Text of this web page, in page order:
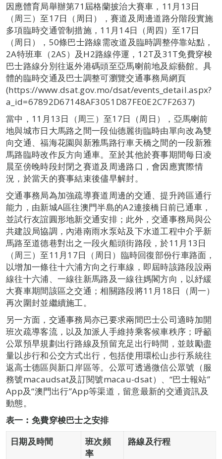
因應體育局舉辦第71屆格蘭披治大賽車，11月13日
（周三）至17日（周日），賽道及周邊道路分階段實施
多項臨時交通管制措施，11月14日（周四）至17日
（周日），50條巴士路線需改道及臨時調整停靠站點，
2A特班車（2AS）及H2路線停運，12T及31T免費穿梭
巴士路線分別往返外港碼頭至亞馬喇前地及綜藝館。具
體的臨時交通及巴士調整可瀏覽交通事務局網頁
(https://www.dsat.gov.mo/dsat/events_detail.aspx?
a_id=67892D67148AF3051D87FE0E2C7F2637)
當中，11月13日（周三）至17日（周日），亞馬喇前
地與城市日大馬路之間一段仙德麗街臨時由單向改為雙
向交通、福海花園與新雅馬路行車天橋之間的一段新雅
馬路臨時改作反方向通車。至於其他於賽事期間每日凌
晨至傍晚時段封閉之賽道及周邊路口，會因應實際情
況，於當天的賽事結束後儘早解封。
交通事務局為加強疏導賽道周邊的交通、提升跨區通行
能力，由新城A區往澳門半島的A2連接橋日前已通車，
並試行友誼圓形地新交通安排；此外，交通事務局與公
共建設局協調，內港南雨水泵站及下水道工程中介乎新
馬路至道德巷對出之一段火船頭街路段，於11月13日
（周三）至11月17日（周日）臨時回復部份行車路面，
以增加一條往十六浦方向之行車線，即屆時該路段設兩
線往十六浦、一線往新馬路及一線往媽閣方向，以紓緩
大賽車期間該區之交通；相關路段將11月18日（周一）
再次圍封並繼續施工。
另一方面，交通事務局亦已要求兩間巴士公司適時加開
班次疏導客流，以及加派人手維持乘客候車秩序；呼籲
公眾預早規劃出行路線及預留充足出行時間，並鼓勵盡
量以步行和公交方式出行，包括使用環松山步行系統往
返高士德區與新口岸區等。公眾可透過微信公眾號（服
務號macaudsat及訂閱號macau-dsat）、“巴士報站”
App及“澳門出行”App等渠道，留意最新的交通資訊及
動態。
表一︰免費穿梭巴士之安排
日期及時間
班次頻
率
路線及行程